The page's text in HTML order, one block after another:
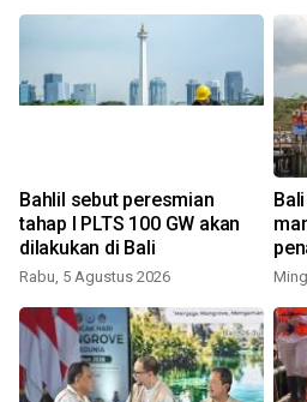
Bahlil sebut peresmian
tahap I PLTS 100 GW akan
dilakukan di Bali
Rabu, 5 Agustus 2026